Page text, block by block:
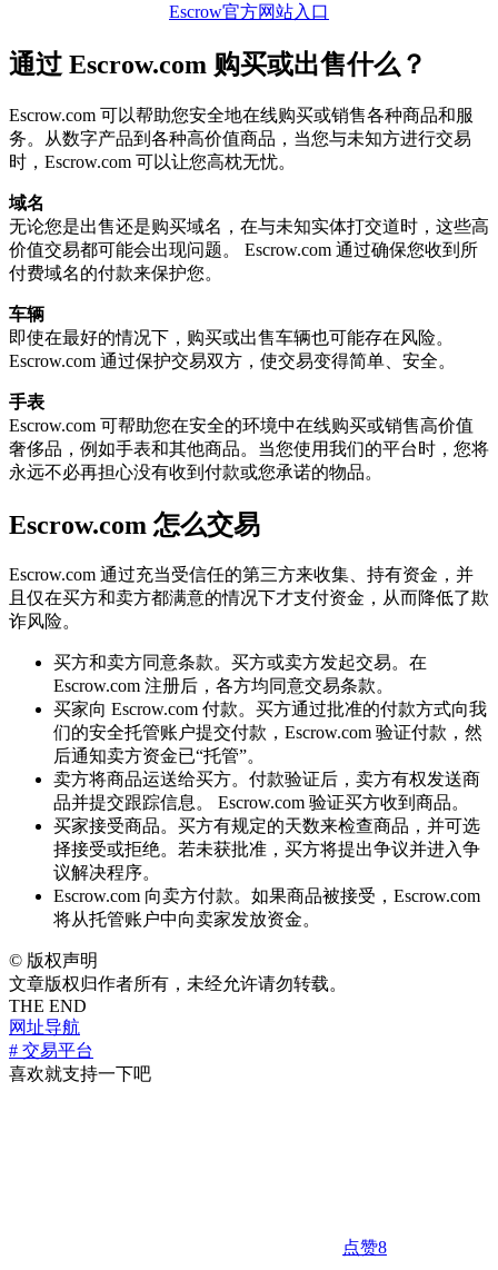
Escrow官方网站入口
通过 Escrow.com 购买或出售什么？
Escrow.com 可以帮助您安全地在线购买或销售各种商品和服
务。从数字产品到各种高价值商品，当您与未知方进行交易
时，Escrow.com 可以让您高枕无忧。
域名
无论您是出售还是购买域名，在与未知实体打交道时，这些高
价值交易都可能会出现问题。 Escrow.com 通过确保您收到所
付费域名的付款来保护您。
车辆
即使在最好的情况下，购买或出售车辆也可能存在风险。
Escrow.com 通过保护交易双方，使交易变得简单、安全。
手表
Escrow.com 可帮助您在安全的环境中在线购买或销售高价值
奢侈品，例如手表和其他商品。当您使用我们的平台时，您将
永远不必再担心没有收到付款或您承诺的物品。
Escrow.com 怎么交易
Escrow.com 通过充当受信任的第三方来收集、持有资金，并
且仅在买方和卖方都满意的情况下才支付资金，从而降低了欺
诈风险。
买方和卖方同意条款。买方或卖方发起交易。在
Escrow.com 注册后，各方均同意交易条款。
买家向 Escrow.com 付款。买方通过批准的付款方式向我
们的安全托管账户提交付款，Escrow.com 验证付款，然
后通知卖方资金已“托管”。
卖方将商品运送给买方。付款验证后，卖方有权发送商
品并提交跟踪信息。 Escrow.com 验证买方收到商品。
买家接受商品。买方有规定的天数来检查商品，并可选
择接受或拒绝。若未获批准，买方将提出争议并进入争
议解决程序。
Escrow.com 向卖方付款。如果商品被接受，Escrow.com
将从托管账户中向卖家发放资金。
© 版权声明
文章版权归作者所有，未经允许请勿转载。
THE END
网址导航
# 交易平台
喜欢就支持一下吧
点赞8